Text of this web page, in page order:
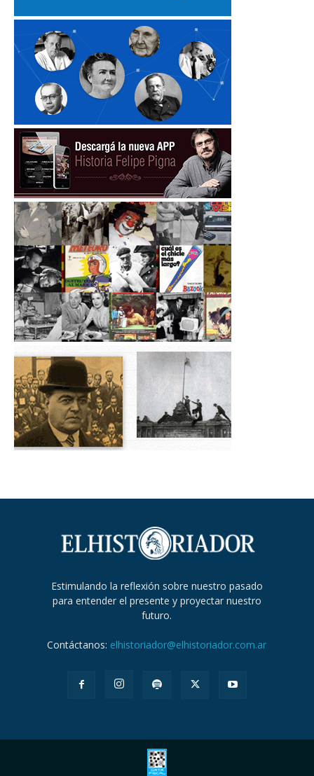
Estimulando la reflexión sobre nuestro pasado
para entender el presente y proyectar nuestro
futuro.
Contáctanos: elhistoriador@elhistoriador.com.ar